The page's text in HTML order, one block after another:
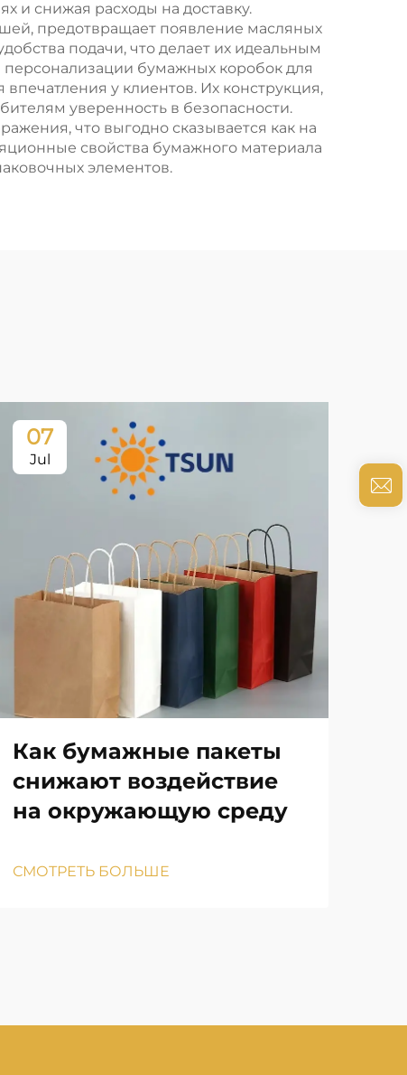
и снижая расходы на доставку.
предотвращает появление масляных
подачи, что делает их идеальным
бумажных коробок для
у клиентов. Их конструкция,
уверенность в безопасности.
что выгодно сказывается как на
свойства бумажного материала
элементов.
07
Jul
Как бумажные пакеты
снижают воздействие
на окружающую среду
СМОТРЕТЬ БОЛЬШЕ